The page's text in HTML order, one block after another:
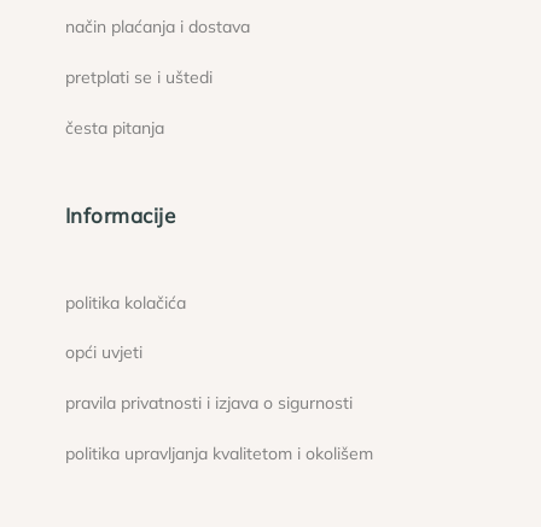
način plaćanja i dostava
pretplati se i uštedi
česta pitanja
Informacije
politika kolačića
opći uvjeti
pravila privatnosti i izjava o sigurnosti
politika upravljanja kvalitetom i okolišem